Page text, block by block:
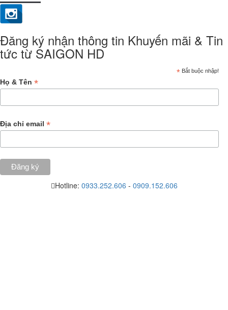
Đăng ký nhận thông tin Khuyến mãi & Tin
tức từ SAIGON HD
* Bắt buộc nhập!
Họ & Tên *
Địa chỉ email *
Hotline: 0933.252.606 - 0909.152.606